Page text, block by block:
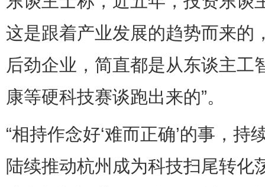
这是跟着产业发展的趋势而来的
后劲企业，简直都是从东谈主工
康等硬科技赛谈跑出来的”。
“相持作念好‘难而正确’的事，
陆续推动杭州成为科技扫尾转化